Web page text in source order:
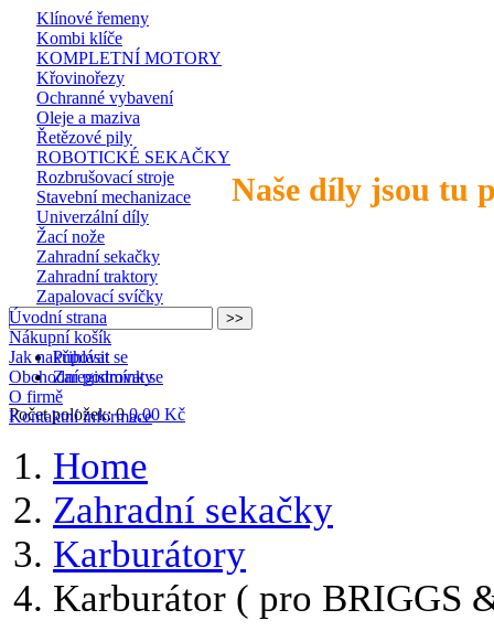
Naše díly jsou tu
Klínové řemeny
Kombi klíče
KOMPLETNÍ MOTORY
Křovinořezy
Ochranné vybavení
Oleje a maziva
Řetězové pily
ROBOTICKÉ SEKAČKY
Rozbrušovací stroje
Stavební mechanizace
Univerzální díly
Žací nože
Zahradní sekačky
Zahradní traktory
Zapalovací svíčky
Přihlásit se
Zaregistrovat se
Počet položek: 0 0,00 Kč
Úvodní strana
Nákupní košík
Jak nakupovat
Obchodní podmínky
O firmě
Kontaktní informace
Home
Zahradní sekačky
Karburátory
Karburátor ( pro BRIGGS